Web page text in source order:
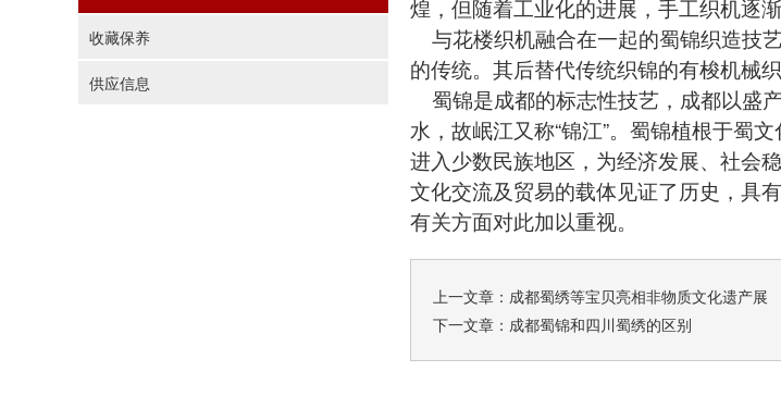
收藏保养
供应信息
煌，但随着工业化的进展，手工织机逐
与花楼织机融合在一起的蜀锦织造技
的传统。其后替代传统织锦的有梭机械
蜀锦是成都的标志性技艺，成都以盛
水，故岷江又称“锦江”。蜀锦植根于蜀
进入少数民族地区，为经济发展、社会
文化交流及贸易的载体见证了历史，具
有关方面对此加以重视。
上一文章： 成都蜀绣等宝贝亮相非物质文化遗产展
下一文章： 成都蜀锦和四川蜀绣的区别